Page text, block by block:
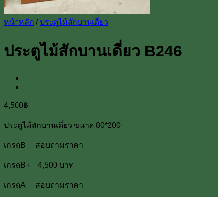
หน้าหลัก / ประตูไม้สักบานเดี่ยว
ประตูไม้สักบานเดี่ยว B246
4,500฿
ประตูไม้สักบานเดี่ยว ขนาด 80*200
เกรดB สอบถามราคา
เกรดB+ 4,500 บาท
เกรดA สอบถามราคา